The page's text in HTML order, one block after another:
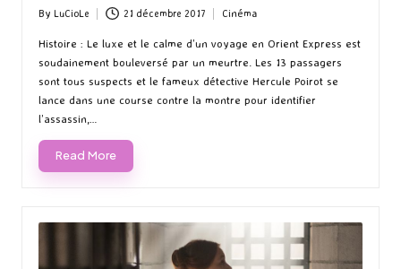
Posted
by
By LuCioLe 21 décembre 2017
in
Cinéma
Histoire : Le luxe et le calme d’un voyage en Orient Express est
soudainement bouleversé par un meurtre. Les 13 passagers
sont tous suspects et le fameux détective Hercule Poirot se
lance dans une course contre la montre pour identifier
l’assassin,…
Read More